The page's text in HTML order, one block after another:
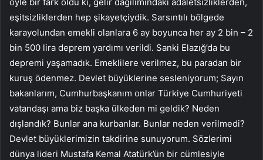
eşitsizliklerden hep şikayetçiydik. Sarsıntılı bölgede
karayolundan emekli olanlara 6 ay boyunca her ay 2 bin – 2
bin 500 lira deprem yardımı verildi. Sanki Elazığ’da bu
depremi yaşamadık. Emeklilere verilmez, bu paradan bir
kuruş ödenmez. Devlet büyüklerine sesleniyorum; Sayın
bakanlarım, Cumhurbaşkanım onlar Türkiye Cumhuriyeti
vatandaşı ama biz başka ülkeden mi geldik? Neden
dışlandık? Bunlar ana kurbanlar. Bunlar neden verilmedi?
Devlet büyüklerimizin takdirine sunuyorum. Sözlerimi
dünya lideri Mustafa Kemal Atatürk’ün bir cümlesiyle